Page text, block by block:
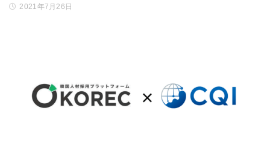
2021年7月26日